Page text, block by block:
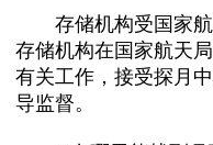
存储机构受国家航
存储机构在国家航天
有关工作，接受探月
导监督。